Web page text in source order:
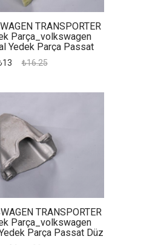
TRANSPORTER
Parça_volkswagen
Yedek Parça Passat
Bidonu
₺16.25
TRANSPORTER
Parça_volkswagen
Parça Passat Düz